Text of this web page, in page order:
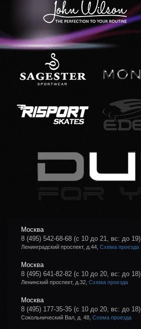
Москва
8 (495) 542-68-68 (с 10 до 21, вс: до 19)
Ленинградский проспект, д.44, Схема проезда
Москва
8 (495) 641-82-82 (с 10 до 20, вс: до 18)
Ленинский проспект, д.32, Схема проезда
Москва
8 (495) 177-35-35 (с 10 до 20, вс: до 18)
Сокольнический Вал, д. 48, Схема проезда